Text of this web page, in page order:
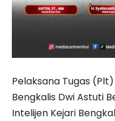
Pelaksana Tugas
Bengkalis Dwi Astuti
Intelijen Kejari